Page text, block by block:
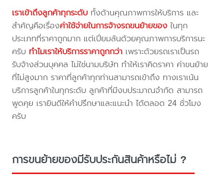
เราเข้าถึงลูกค้าทุกระดับ ทั้งด้านคุณภาพการให้บริการ และ
สำคัญคือเรื่องค่าใช้จ่ายในการจ้างรถขนย้ายของ ในทุก
ประเภทที่ราคาถูกมาก แต่เปี่ยมล้นด้วยคุณภาพการบริการนะ
ครับ ทำไมเราให้บริการราคาถูกกว่า เพราะด้วยรถเราเป็นรถ
รับจ้างส่วนบุคคล ไม่ใช่นามบริษัท ทำให้เราคิดราคา ค่าขนย้าย
ที่ไม่สูงมาก ราคาที่ลูกค้าทุกท่านสามารถเข้าถึง ทางเราเน้น
บริการลูกค้าในทุกระดับ ลูกค้าที่มีงบประมาณจำกัด สามารถ
พูดคุย เรายินดีให้คำปรึกษาและแนะนำ ได้ตลอด 24 ชั่วโมง
ครับ
การขนย้ายของมีรับประกันสินค้าหรือไม่ ?